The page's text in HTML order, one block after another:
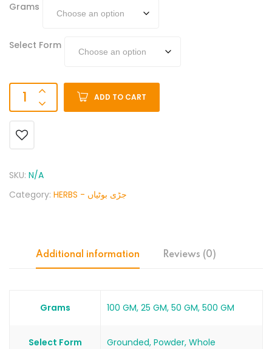
Grams
Select Form
ADD TO CART
SKU: N/A
Category:
HERBS - جڑی بوٹیاں
Additional information Reviews (0)
Grams 100 GM, 25 GM, 50 GM, 500 GM
Select Form Grounded, Powder, Whole